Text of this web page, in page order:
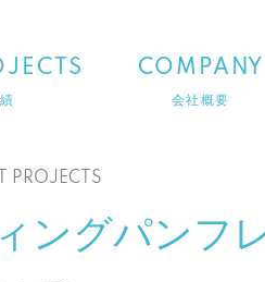
COMPANY
会社概要
PROJECTS
ングパンフ